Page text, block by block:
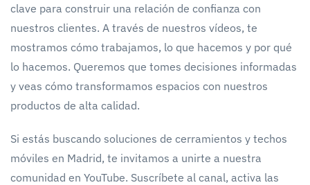
clave para construir una relación de confianza con
nuestros clientes. A través de nuestros vídeos, te
mostramos cómo trabajamos, lo que hacemos y por qué
lo hacemos. Queremos que tomes decisiones informadas
y veas cómo transformamos espacios con nuestros
productos de alta calidad.
Si estás buscando soluciones de cerramientos y techos
móviles en Madrid, te invitamos a unirte a nuestra
comunidad en YouTube. Suscríbete al canal, activa las